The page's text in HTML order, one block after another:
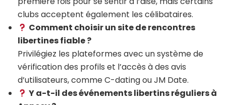
clubs acceptent également les célibataires.
Comment choisir un site de rencontres
libertines fiable ?
Privilégiez les plateformes avec un système de
vérification des profils et l’accès à des avis
d’utilisateurs, comme C-dating ou JM Date.
Y a-t-il des événements libertins réguliers à